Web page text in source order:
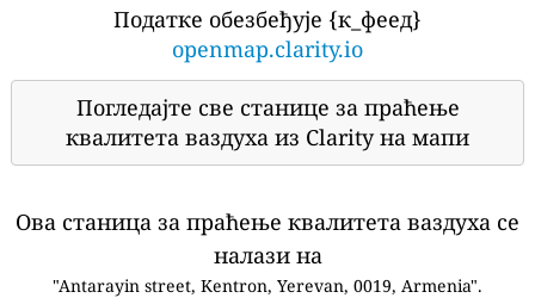
Податке обезбеђује {к_феед}
openmap.clarity.io
Погледајте све станице за праћење
квалитета ваздуха из Clarity на мапи
Ова станица за праћење квалитета ваздуха се
налази на
"Antarayin street, Kentron, Yerevan, 0019, Armenia".